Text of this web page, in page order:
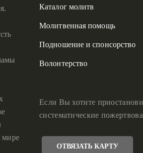
мире
Каталог молитв
Молитвенная помощь
Подношение и спонсорство
Волонтерство
Если Вы хотите
систематические
ОТВЯЗАТЬ КАРТУ